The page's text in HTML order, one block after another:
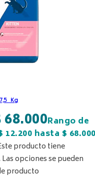
Kg
68.000Rango de
hasta $
producto tiene
opciones se pueden
producto